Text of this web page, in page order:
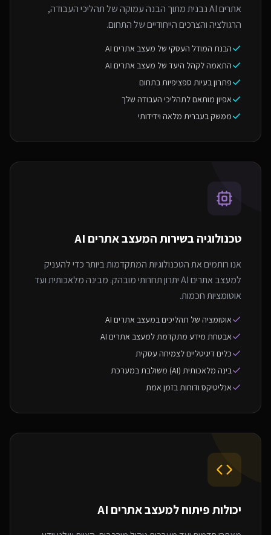
אתרים AI נבנית מתוך הבנה עמוקה של תהליכי העבודה,
הרגולציה והצרכים הייחודיים של התחום.
הבנת המודל העסקי של מעצב אתרים AI
התאמה לקהל היעד של מעצב אתרים AI
פתרון בעיות ספציפיות בתחום
אפיון מותאם לתהליכי העבודה שלך
ממשק בעברית מלאה וידידותי
טכנולוגיה בשירות המעצב אתרים AI
אנו רותמים את הטכנולוגיות המתקדמות ביותר כדי להעניק
למעצב אתרים AI יתרון תחרותי מובהק. מבינה מלאכותית ועד
אוטומציות חכמות.
אוטומציה של תהליכים במעצב אתרים AI
אבטחת מידע מתקדמת למעצב אתרים AI
כלים דיגיטליים לצמיחה עסקית
בינה מלאכותית (AI) משולבת במערכת
אנליטיקס ודוחות בזמן אמת
יכולות פיתוח למעצב אתרים AI